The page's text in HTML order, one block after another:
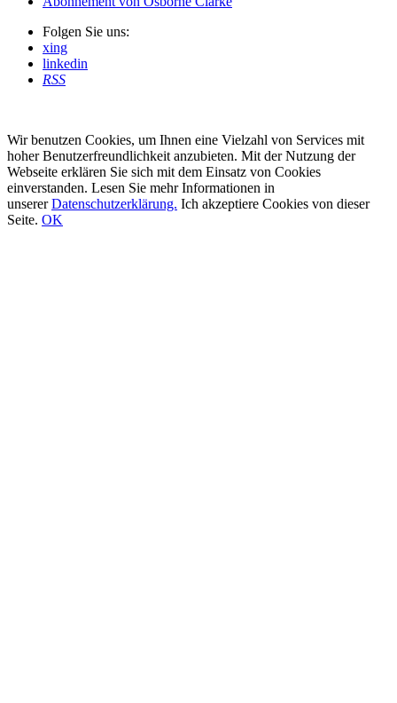
Folgen Sie uns:
xing
linkedin
RSS
Wir benutzen Cookies, um Ihnen eine Vielzahl von Services mit
hoher Benutzerfreundlichkeit anzubieten. Mit der Nutzung der
Webseite erklären Sie sich mit dem Einsatz von Cookies
einverstanden. Lesen Sie mehr Informationen in
unsererDatenschutzerklärung. Ich akzeptiere Cookies von dieser
Seite. OK